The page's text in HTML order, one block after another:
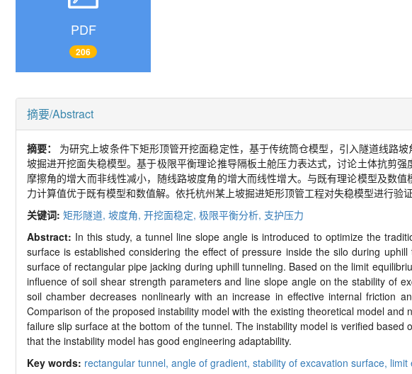
PDF
206
摘要/Abstract
摘要： 为研究上坡条件下矩形顶管开挖面稳定性，基于传统筒仓模型，引入隧道线路
坡掘进开挖面失稳模型。基于极限平衡理论推导隔板土舱压力表达式，讨论土体抗剪
摩擦角的增大而非线性减小，随线路坡度角的增大而线性增大。与既有理论模型及数
力计算值优于既有模型和数值解。依托杭州某上坡掘进矩形顶管工程对失稳模型进行验
关键词: 矩形隧道, 坡度角, 开挖面稳定, 极限平衡分析, 支护压力
Abstract: In this study, a tunnel line slope angle is introduced to optimize the
surface is established considering the effect of pressure inside the silo during
surface of rectangular pipe jacking during uphill tunneling. Based on the limit
influence of soil shear strength parameters and line slope angle on the stability of
soil chamber decreases nonlinearly with an increase in effective internal friction
Comparison of the proposed instability model with the existing theoretical model
failure slip surface at the bottom of the tunnel. The instability model is verified
that the instability model has good engineering adaptability.
Key words: rectangular tunnel, angle of gradient, stability of excavation surface, limit